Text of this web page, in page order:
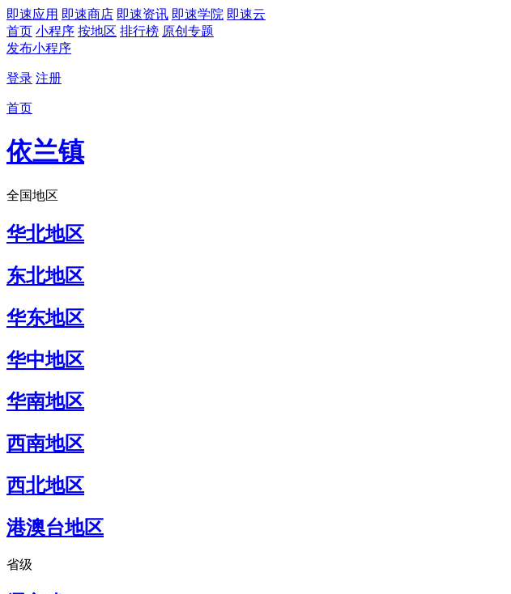
即速应用 即速商店 即速资讯 即速学院 即速云
首页 小程序 按地区 排行榜 原创专题
发布小程序
登录 注册
首页
依兰镇
全国地区
华北地区
东北地区
华东地区
华中地区
华南地区
西南地区
西北地区
港澳台地区
省级